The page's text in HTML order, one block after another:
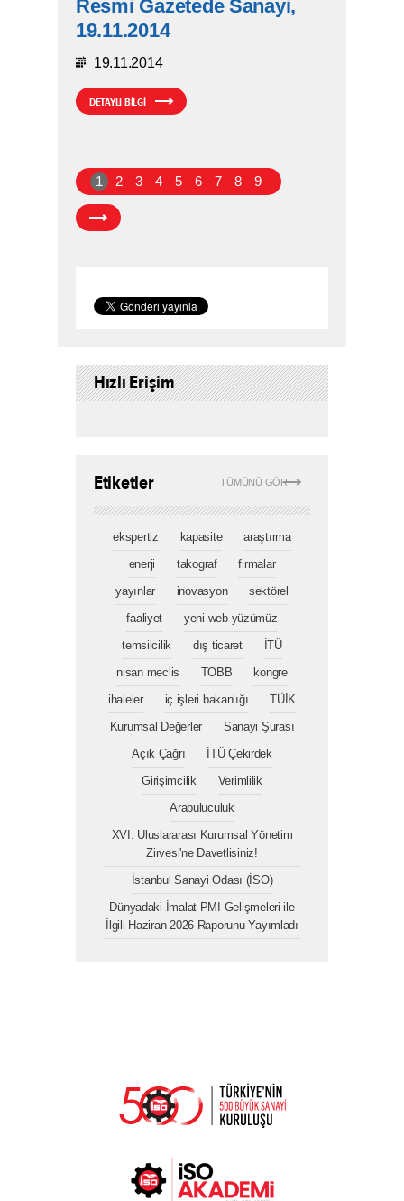
Resmi Gazetede Sanayi,
19.11.2014
19.11.2014
DETAYLI BİLGİ
1 2 3 4 5 6 7 8 9
Hızlı Erişim
TÜMÜNÜ GÖR
Etiketler
ekspertiz kapasite
araştırma
enerji
takograf
firmalar
yayınlar
inovasyon
sektörel
faaliyet
yeni web yüzümüz
temsilcilik
dış ticaret
İTÜ
nisan meclis
TOBB
kongre
ihaleler
iç işleri bakanlığı
TÜİK
Kurumsal Değerler
Sanayi Şurası
Açık Çağrı
İTÜ Çekirdek
Girişimcilik
Verimlilik
Arabuluculuk
XVI. Uluslararası Kurumsal Yönetim
Zirvesi'ne Davetlisiniz!
İstanbul Sanayi Odası (İSO)
Dünyadaki İmalat PMI Gelişmeleri ile
İlgili Haziran 2026 Raporunu Yayımladı